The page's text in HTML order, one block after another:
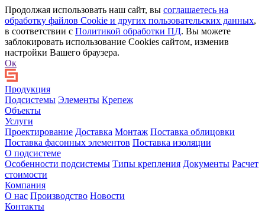
Продолжая использовать наш сайт, вы соглашаетесь на
обработку файлов Сookie и других пользовательских данных,
в соответствии с Политикой обработки ПД. Вы можете
заблокировать использование Cookies сайтом, изменив
настройки Вашего браузера.
Ок
Продукция
Подсистемы Элементы Крепеж
Объекты
Услуги
Проектирование Доставка Монтаж Поставка облицовки
Поставка фасонных элементов Поставка изоляции
О подсистеме
Особенности подсистемы Типы крепления Документы Расчет
стоимости
Компания
О нас Производство Новости
Контакты